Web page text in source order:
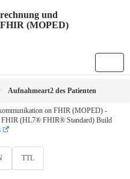
und
(MOPED)
Aufnahmeart2 des Patienten
on FHIR (MOPED) -
FHIR (HL7® FHIR® Standard) Build
TTL